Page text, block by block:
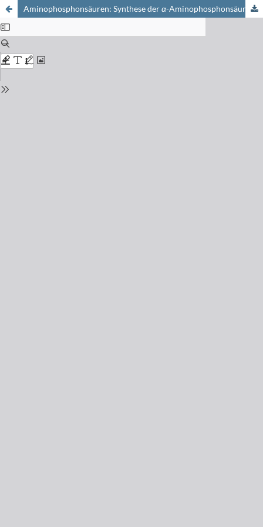
Aminophosphonsäuren: Synthese derα-Aminophosphonsäuren aus aliphatischen Aldazinen unter Anwendung von Diisopropylphosphit